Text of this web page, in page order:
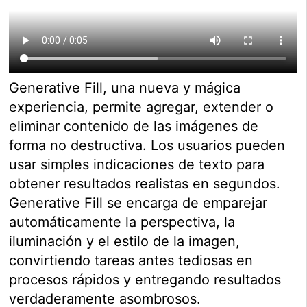
Generative Fill, una nueva y mágica
experiencia, permite agregar, extender o
eliminar contenido de las imágenes de
forma no destructiva. Los usuarios pueden
usar simples indicaciones de texto para
obtener resultados realistas en segundos.
Generative Fill se encarga de emparejar
automáticamente la perspectiva, la
iluminación y el estilo de la imagen,
convirtiendo tareas antes tediosas en
procesos rápidos y entregando resultados
verdaderamente asombrosos.